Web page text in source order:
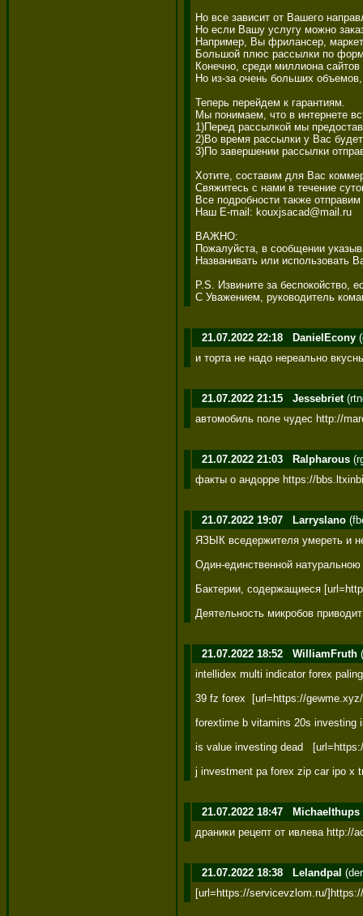
Но все зависит от Вашего
Но если Вашу услугу можно
Например, Вы фрилансер,
Большой плюс рассылки по
Конечно, среди миллиона
Но из-за очень больших
Теперь перейдем к гарантиям.
Мы понимаем, что в интернете
1)Перед рассылкой мы
2)Во время рассылки у Вас
3)По завершении рассылки
Хотите, составим для Вас
Свяжитесь с нами в течение
Все подробности также
Наш E-mail: kouxjsacad@mail.ru
ВАЖНО:
Пожалуйста, в сообщении
Названивать или использовать
P.S. Извините за
С Уважением, руководитель
21.07.2022 22:18 DanielEcony
и торта не надо нереально
21.07.2022 21:15 Jessebriet
автомобиль поле чудес http://
21.07.2022 21:03 Ralpharous
факты о андорре https://
21.07.2022 19:07 Larryslano
ЯЗЫК вседержителя умереть и
Один-единственной
Бактерии, содержащиеся
Деятельность микробов
21.07.2022 18:52 WilliamFruth
intellidex multi indicator forex
39 fz forex  [url=https://
forextime b vitamins 20s investing
is value investing dead
j investment pa forex zip car ipo x
21.07.2022 18:47 Michaelthups
драники рецепт от ивлева http://
21.07.2022 18:38 Lelandpal
[url=https://servicevzlom.ru/